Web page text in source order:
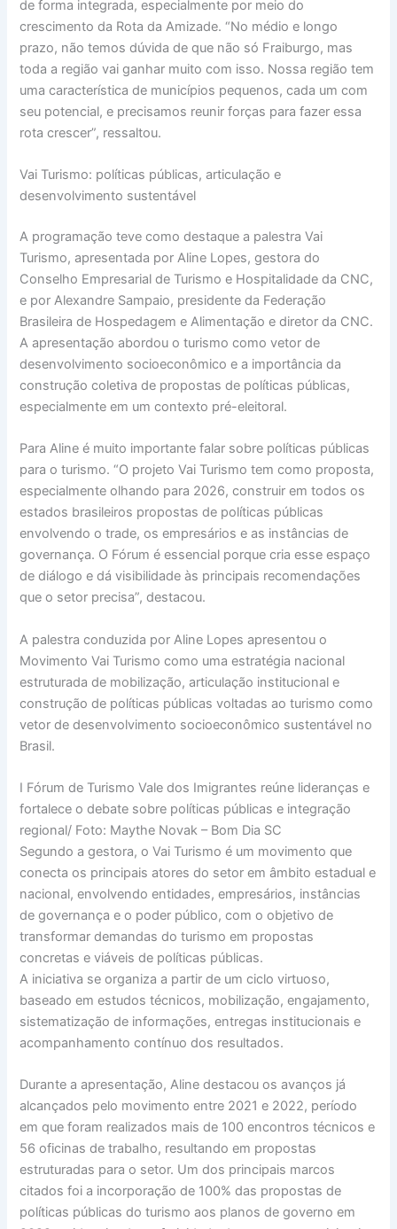
de forma integrada, especialmente por meio do
crescimento da Rota da Amizade. “No médio e longo
prazo, não temos dúvida de que não só Fraiburgo, mas
toda a região vai ganhar muito com isso. Nossa região tem
uma característica de municípios pequenos, cada um com
seu potencial, e precisamos reunir forças para fazer essa
rota crescer”, ressaltou.
Vai Turismo: políticas públicas, articulação e
desenvolvimento sustentável
A programação teve como destaque a palestra Vai
Turismo, apresentada por Aline Lopes, gestora do
Conselho Empresarial de Turismo e Hospitalidade da CNC,
e por Alexandre Sampaio, presidente da Federação
Brasileira de Hospedagem e Alimentação e diretor da CNC.
A apresentação abordou o turismo como vetor de
desenvolvimento socioeconômico e a importância da
construção coletiva de propostas de políticas públicas,
especialmente em um contexto pré-eleitoral.
Para Aline é muito importante falar sobre políticas públicas
para o turismo. “O projeto Vai Turismo tem como proposta,
especialmente olhando para 2026, construir em todos os
estados brasileiros propostas de políticas públicas
envolvendo o trade, os empresários e as instâncias de
governança. O Fórum é essencial porque cria esse espaço
de diálogo e dá visibilidade às principais recomendações
que o setor precisa”, destacou.
A palestra conduzida por Aline Lopes apresentou o
Movimento Vai Turismo como uma estratégia nacional
estruturada de mobilização, articulação institucional e
construção de políticas públicas voltadas ao turismo como
vetor de desenvolvimento socioeconômico sustentável no
Brasil.
I Fórum de Turismo Vale dos Imigrantes reúne lideranças e
fortalece o debate sobre políticas públicas e integração
regional/ Foto: Maythe Novak – Bom Dia SC
Segundo a gestora, o Vai Turismo é um movimento que
conecta os principais atores do setor em âmbito estadual e
nacional, envolvendo entidades, empresários, instâncias
de governança e o poder público, com o objetivo de
transformar demandas do turismo em propostas
concretas e viáveis de políticas públicas.
A iniciativa se organiza a partir de um ciclo virtuoso,
baseado em estudos técnicos, mobilização, engajamento,
sistematização de informações, entregas institucionais e
acompanhamento contínuo dos resultados.
Durante a apresentação, Aline destacou os avanços já
alcançados pelo movimento entre 2021 e 2022, período
em que foram realizados mais de 100 encontros técnicos e
56 oficinas de trabalho, resultando em propostas
estruturadas para o setor. Um dos principais marcos
citados foi a incorporação de 100% das propostas de
políticas públicas do turismo aos planos de governo em